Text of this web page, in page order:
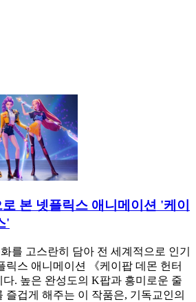
본 넷플릭스 애니메이션 '케이
'
를 고스란히 담아 전 세계적으로 인기
릭스 애니메이션 《케이팝 데몬 헌터
다. 높은 완성도의 K팝과 흥미로운 줄
즐겁게 해주는 이 작품은, 기독교인의